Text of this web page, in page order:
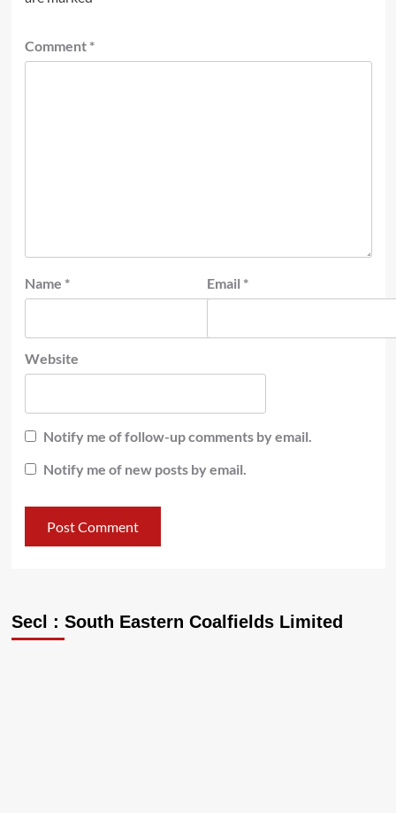
Comment *
Name * Email *
Website
Notify me of follow-up comments by email.
Notify me of new posts by email.
Secl : South Eastern Coalfields Limited